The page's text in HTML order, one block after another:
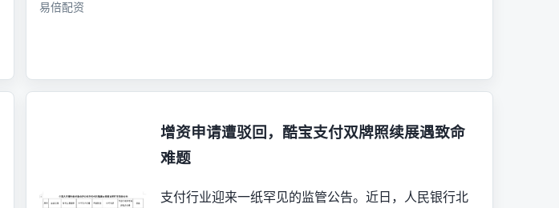
易倍配资
增资申请遭驳回，酷宝支付双牌照续展遇致命
难题
支付行业迎来一纸罕见的监管公告。近日，人民银行北